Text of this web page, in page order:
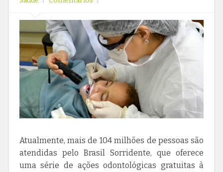
Atualmente, mais de 104 milhões de pessoas são
atendidas pelo Brasil Sorridente, que oferece
uma série de ações odontológicas gratuitas à